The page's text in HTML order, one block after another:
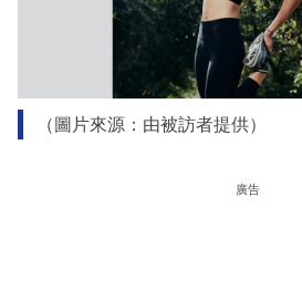
（圖片來源：由被訪者提供）
廣告